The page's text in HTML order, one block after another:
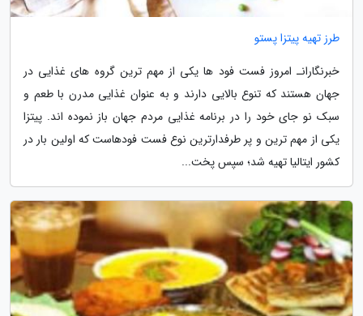
طرز تهیه پیتزا پستو
خبرنگارانـ امروز فست فود ها یکی از مهم ترین گروه های غذایی در
جهان هستند که تنوع بالایی دارند و به عنوان غذایی مدرن با طعم و
سبک نو جای خود را در برنامه غذایی مردم جهان باز نموده اند. پیتزا
یکی از مهم ترین و پر طرفدارترین نوع فست فودهاست که اولین بار در
کشور ایتالیا تهیه شد؛ سپس پخت...